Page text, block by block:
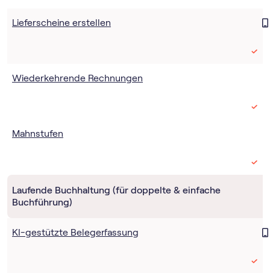
Lieferscheine erstellen
Wiederkehrende Rechnungen
Mahnstufen
Laufende Buchhaltung (für doppelte & einfache
Buchführung)
KI-gestützte Belegerfassung